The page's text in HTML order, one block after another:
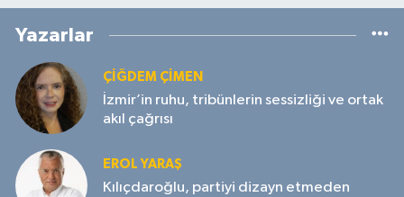
Yazarlar
ÇIĞDEM ÇIMEN
İzmir’in ruhu, tribünlerin sessizliği ve ortak
akıl çağrısı
EROL YARAŞ
Kılıçdaroğlu, partiyi dizayn etmeden